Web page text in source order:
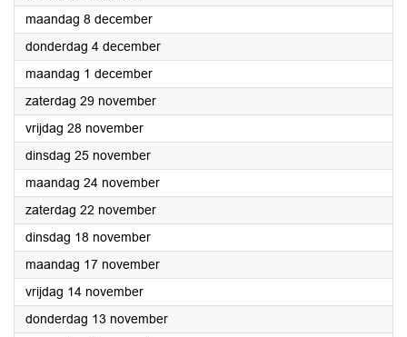
maandag 8 december2025
donderdag 4 december2025
maandag 1 december2025
zaterdag 29 november2025
vrijdag 28 november2025
dinsdag 25 november2025
maandag 24 november2025
zaterdag 22 november2025
dinsdag 18 november2025
maandag 17 november2025
vrijdag 14 november2025
donderdag 13 november2025